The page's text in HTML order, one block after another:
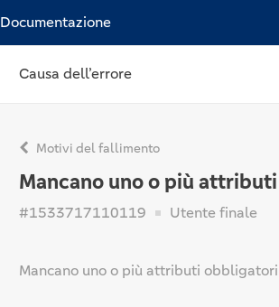
Documentazione
Causa dell’errore
Motivi del fallimento
Mancano uno o più
#1533717110119 Utente finale
Mancano uno o più attributi